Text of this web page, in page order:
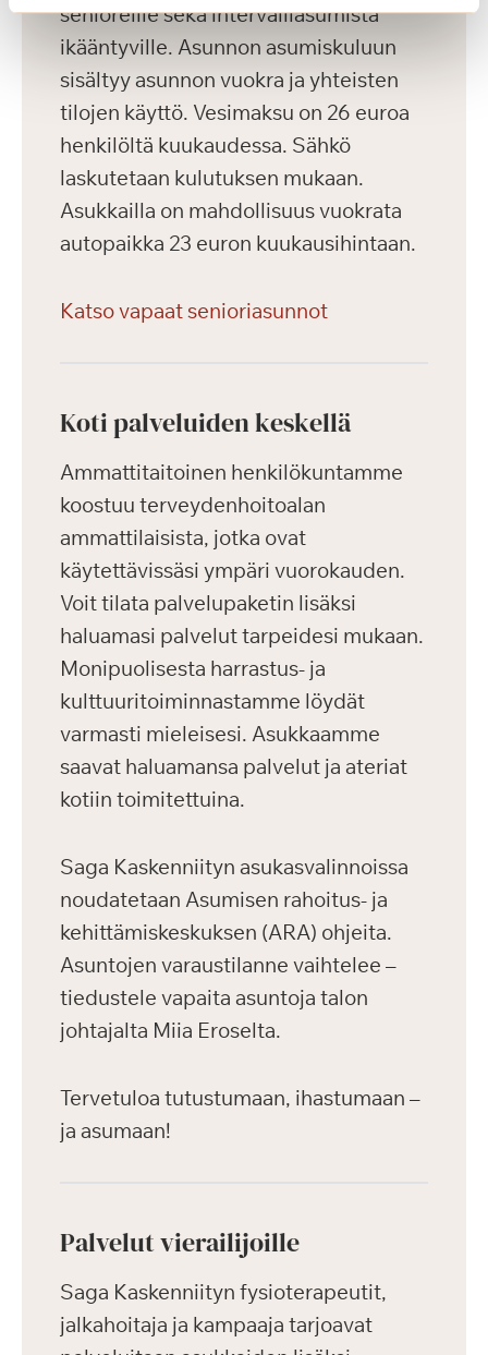
senioreille sekä intervalliasumista
ikääntyville. Asunnon asumiskuluun
sisältyy asunnon vuokra ja yhteisten
tilojen käyttö. Vesimaksu on 26 euroa
henkilöltä kuukaudessa. Sähkö
laskutetaan kulutuksen mukaan.
Asukkailla on mahdollisuus vuokrata
autopaikka 23 euron kuukausihintaan.
Katso vapaat senioriasunnot
Koti palveluiden keskellä
Ammattitaitoinen henkilökuntamme
koostuu terveydenhoitoalan
ammattilaisista, jotka ovat
käytettävissäsi ympäri vuorokauden.
Voit tilata palvelupaketin lisäksi
haluamasi palvelut tarpeidesi mukaan.
Monipuolisesta harrastus- ja
kulttuuritoiminnastamme löydät
varmasti mieleisesi. Asukkaamme
saavat haluamansa palvelut ja ateriat
kotiin toimitettuina.
Saga Kaskenniityn asukasvalinnoissa
noudatetaan Asumisen rahoitus- ja
kehittämiskeskuksen (ARA) ohjeita.
Asuntojen varaustilanne vaihtelee –
tiedustele vapaita asuntoja talon
johtajalta Miia Eroselta.
Tervetuloa tutustumaan, ihastumaan –
ja asumaan!
Palvelut vierailijoille
Saga Kaskenniityn fysioterapeutit,
jalkahoitaja ja kampaaja tarjoavat